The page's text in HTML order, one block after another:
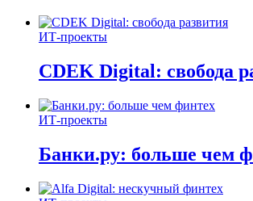
ИТ-проекты
CDEK Digital: свобода
ИТ-проекты
Банки.ру: больше чем